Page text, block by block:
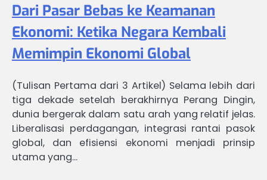
Dari Pasar Bebas ke Keamanan
Ekonomi: Ketika Negara Kembali
Memimpin Ekonomi Global
(Tulisan Pertama dari 3 Artikel) Selama lebih dari
tiga dekade setelah berakhirnya Perang Dingin,
dunia bergerak dalam satu arah yang relatif jelas.
Liberalisasi perdagangan, integrasi rantai pasok
global, dan efisiensi ekonomi menjadi prinsip
utama yang…